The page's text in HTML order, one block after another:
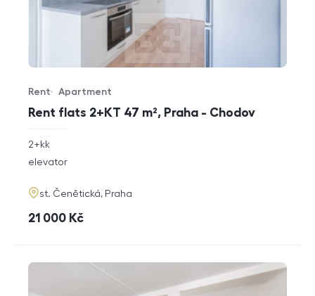
Rent flats 2+KT 47 m², Praha - Chodov
Offer type
Rent
Property type
Apartment
rozměry
disposition
2+kk
funkce
elevator
adresa
st. Čenětická, Praha
cena
21 000 Kč